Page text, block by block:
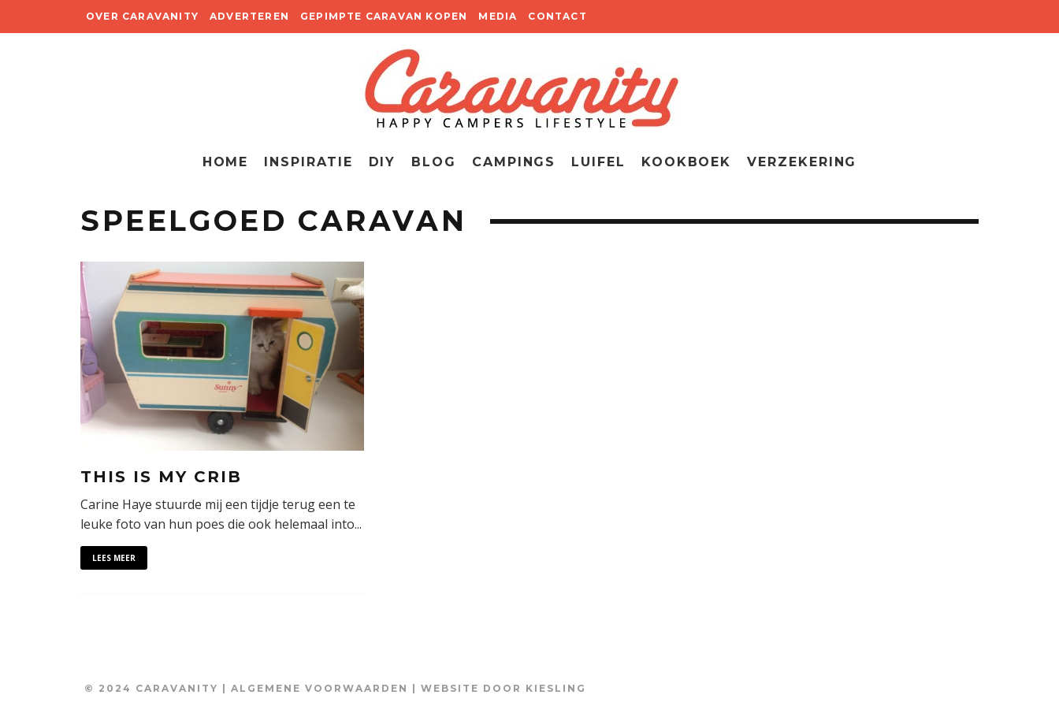
OVER CARAVANITY ADVERTEREN GEPIMPTE CARAVAN KOPEN MEDIA CONTACT
HOME INSPIRATIE DIY BLOG CAMPINGS LUIFEL KOOKBOEK VERZEKERING
SPEELGOED CARAVAN
THIS IS MY CRIB
Carine Haye stuurde mij een tijdje terug een te
leuke foto van hun poes die ook helemaal into...
LEES MEER
© 2024 CARAVANITY | ALGEMENE VOORWAARDEN | WEBSITE DOOR KIESLING